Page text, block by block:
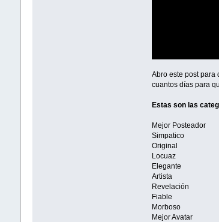
Abro este post para
cuantos días para
Estas son las
Mejor Posteador
Simpatico
Original
Locuaz
Elegante
Artista
Revelación
Fiable
Morboso
Mejor Avatar